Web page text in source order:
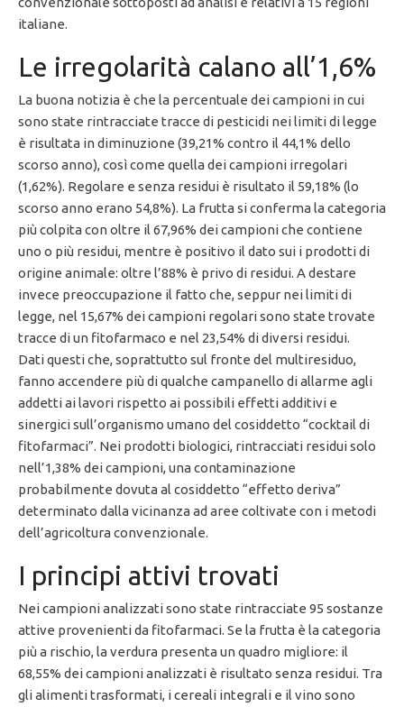
italiane.
Le irregolarità calano all’1,6%
La buona notizia è che la percentuale dei campioni in cui
sono state rintracciate tracce di pesticidi nei limiti di legge
è risultata in diminuzione (39,21% contro il 44,1% dello
scorso anno), così come quella dei campioni irregolari
(1,62%). Regolare e senza residui è risultato il 59,18% (lo
scorso anno erano 54,8%). La frutta si conferma la categoria
più colpita con oltre il 67,96% dei campioni che contiene
uno o più residui, mentre è positivo il dato sui i prodotti di
origine animale: oltre l’88% è privo di residui. A destare
invece preoccupazione il fatto che, seppur nei limiti di
legge, nel 15,67% dei campioni regolari sono state trovate
tracce di un fitofarmaco e nel 23,54% di diversi residui.
Dati questi che, soprattutto sul fronte del multiresiduo,
fanno accendere più di qualche campanello di allarme agli
addetti ai lavori rispetto ai possibili effetti additivi e
sinergici sull’organismo umano del cosiddetto “cocktail di
fitofarmaci”. Nei prodotti biologici, rintracciati residui solo
nell’1,38% dei campioni, una contaminazione
probabilmente dovuta al cosiddetto “effetto deriva”
determinato dalla vicinanza ad aree coltivate con i metodi
dell’agricoltura convenzionale.
I principi attivi trovati
Nei campioni analizzati sono state rintracciate 95 sostanze
attive provenienti da fitofarmaci. Se la frutta è la categoria
più a rischio, la verdura presenta un quadro migliore: il
68,55% dei campioni analizzati è risultato senza residui. Tra
gli alimenti trasformati, i cereali integrali e il vino sono